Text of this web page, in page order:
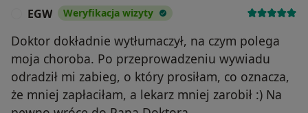
EGW Weryfikacja wizyty
Doktor dokładnie wytłumaczył, na czym polega
moja choroba. Po przeprowadzeniu wywiadu
odradził mi zabieg, o który prosiłam, co oznacza,
że mniej zapłaciłam, a lekarz mniej zarobił :) Na